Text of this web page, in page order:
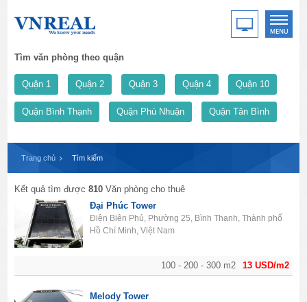
Tìm văn phòng theo quận
Quận 1 Quận 2 Quận 3 Quận 4 Quận 10
Quận Bình Thạnh Quận Phú Nhuận Quận Tân Bình
Trang chủ Tìm kiếm
Kết quả tìm được810 Văn phòng cho thuê
13 USD/m2
100 - 200 - 300 m2
Đại Phúc Tower
Điện Biên Phủ, Phường 25, Bình Thạnh, Thành phố
Hồ Chí Minh, Việt Nam
Melody Tower